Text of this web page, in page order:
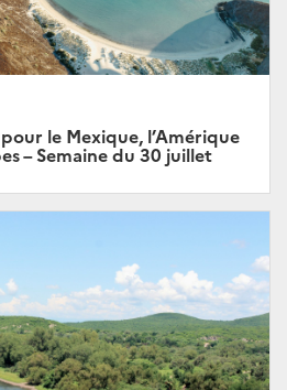
le Mexique, l’Amérique
– Semaine du 30 juillet